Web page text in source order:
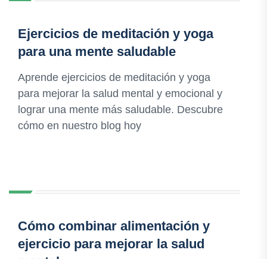
Ejercicios de meditación y yoga
para una mente saludable
Aprende ejercicios de meditación y yoga
para mejorar la salud mental y emocional y
lograr una mente más saludable. Descubre
cómo en nuestro blog hoy
Cómo combinar alimentación y
ejercicio para mejorar la salud